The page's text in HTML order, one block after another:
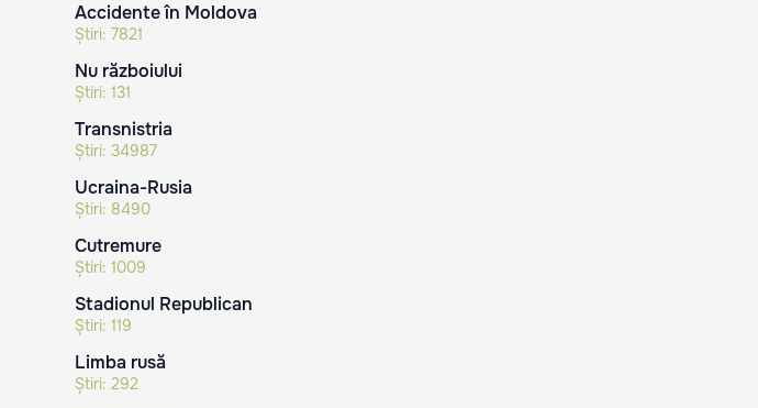
Accidente în Moldova
Știri: 7821
Nu războiului
Știri: 131
Transnistria
Știri: 34987
Ucraina-Rusia
Știri: 8490
Cutremure
Știri: 1009
Stadionul Republican
Știri: 119
Limba rusă
Știri: 292